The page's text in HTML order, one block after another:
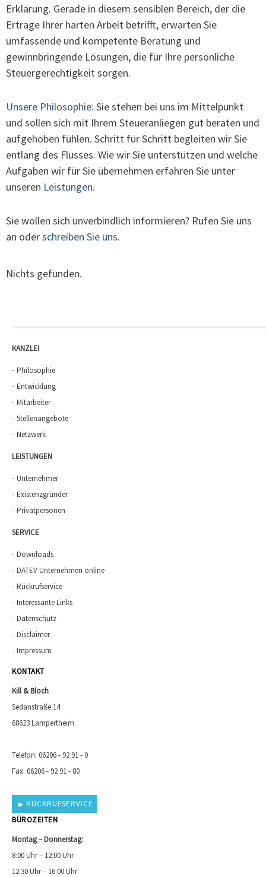
Erklärung. Gerade in diesem sensiblen Bereich, der die
Erträge Ihrer harten Arbeit betrifft, erwarten Sie
umfassende und kompetente Beratung und
gewinnbringende Lösungen, die für Ihre persönliche
Steuergerechtigkeit sorgen.
Unsere Philosophie: Sie stehen bei uns im Mittelpunkt
und sollen sich mit Ihrem Steueranliegen gut beraten und
aufgehoben fühlen. Schritt für Schritt begleiten wir Sie
entlang des Flusses. Wie wir Sie unterstützen und welche
Aufgaben wir für Sie übernehmen erfahren Sie unter
unseren Leistungen.
Sie wollen sich unverbindlich informieren? Rufen Sie uns
an oderschreiben Sie uns.
Nichts gefunden.
KANZLEI
Philosophie
Entwicklung
Mitarbeiter
Stellenangebote
Netzwerk
LEISTUNGEN
Unternehmer
Existenzgründer
Privatpersonen
SERVICE
Downloads
DATEV Unternehmen online
Rückrufservice
Interessante Links
Datenschutz
Disclaimer
Impressum
KONTAKT
Kill & Bloch
Sedanstraße 14
68623 Lampertheim
Telefon: 06206 - 92 91 - 0
Fax: 06206 - 92 91 - 80
RÜCKRUFSERVICE
BÜROZEITEN
Montag – Donnerstag:
8:00 Uhr – 12:00 Uhr
12:30 Uhr – 16:00 Uhr